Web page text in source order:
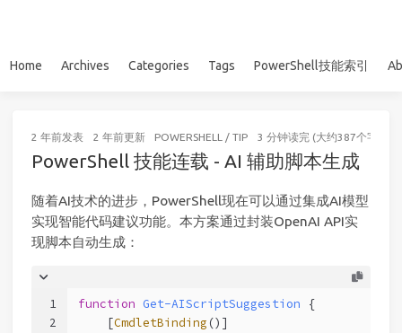
Home Archives Categories Tags PowerShell技能索引
2 年前发表 2 年前更新 POWERSHELL / TIP 3 分钟读完 (大约387个字)
PowerShell 技能连载 - AI 辅助脚本生成
随着AI技术的进步，PowerShell现在可以通过集成AI模型
实现智能代码建议功能。本方案通过封装OpenAI API实
现脚本自动生成：
1
2
function Get-AIScriptSuggestion {
[CmdletBinding ()]